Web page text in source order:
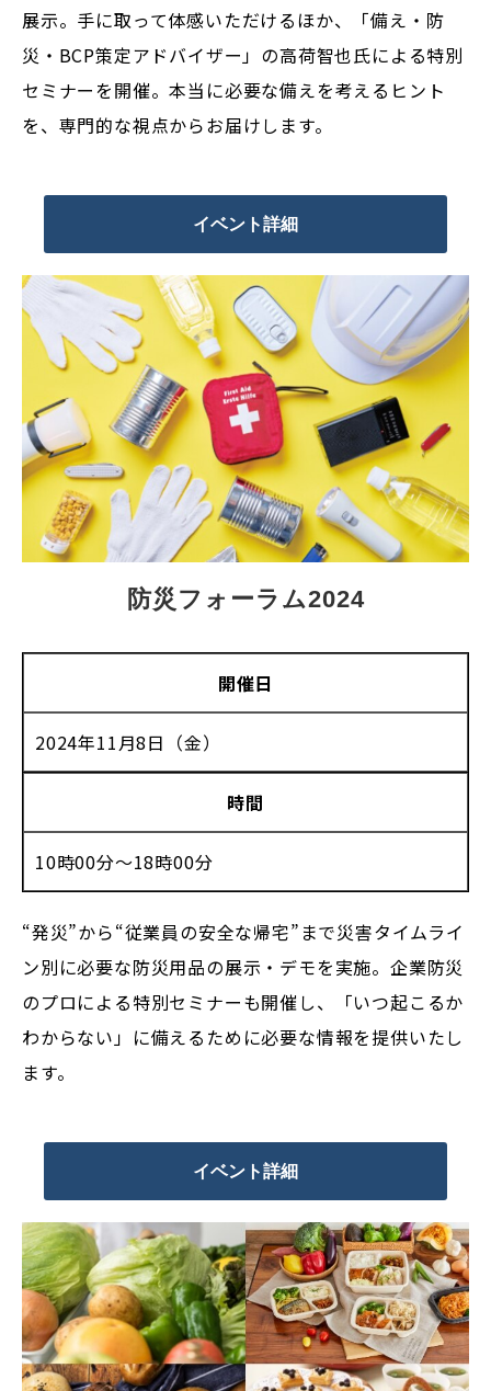
展示。手に取って体感いただけるほか、「備え・防
災・BCP策定アドバイザー」の高荷智也氏による特別
セミナーを開催。本当に必要な備えを考えるヒント
を、専門的な視点からお届けします。
イベント詳細
防災フォーラム2024
開催日
2024年11月8日（金）
時間
10時00分〜18時00分
“発災”から“従業員の安全な帰宅”まで災害タイムライ
ン別に必要な防災用品の展示・デモを実施。企業防災
のプロによる特別セミナーも開催し、「いつ起こるか
わからない」に備えるために必要な情報を提供いたし
ます。
イベント詳細